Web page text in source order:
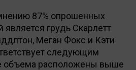
87% опрошенных
является грудь Скарлетт
Меган Фокс и Кэти
следующим
объема расположены выше